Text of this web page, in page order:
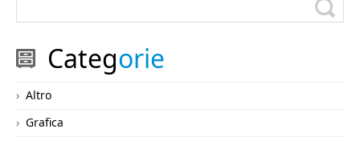
Categorie
Altro
Grafica